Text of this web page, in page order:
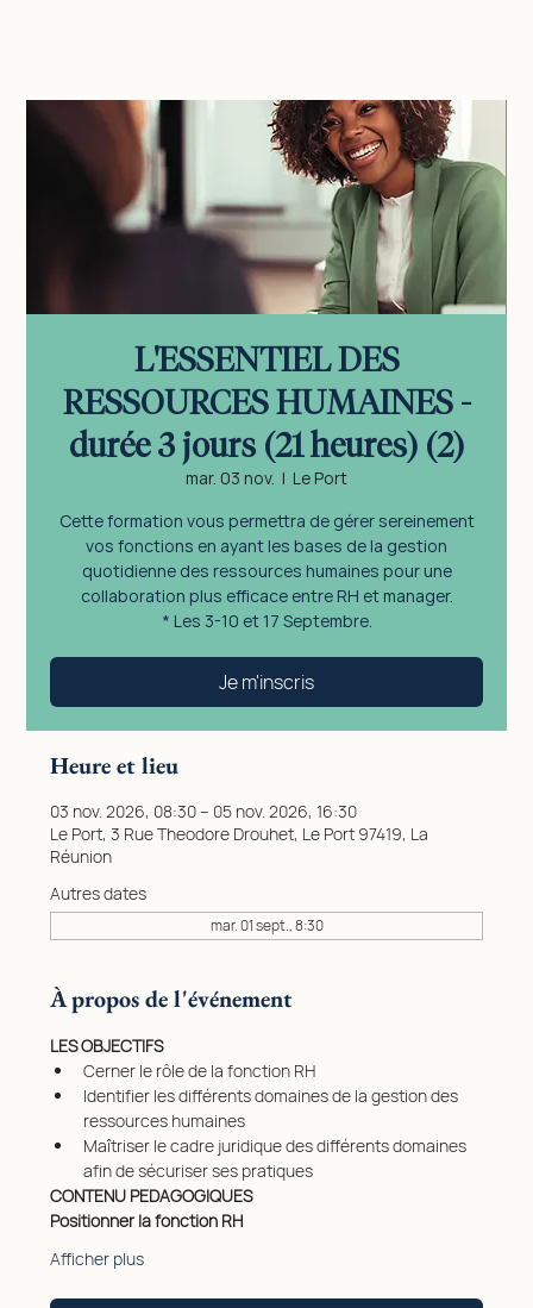
L'ESSENTIEL DES
RESSOURCES HUMAINES -
durée 3 jours (21 heures) (2)
mar. 03 nov.
  |
Le Port
Cette formation vous permettra de gérer sereinement
vos fonctions en ayant les bases de la gestion
quotidienne des ressources humaines pour une
collaboration plus efficace entre RH et manager.
* Les 3-10 et 17 Septembre.
Je m'inscris
Heure et lieu
03 nov. 2026, 08:30 – 05 nov. 2026, 16:30
Le Port, 3 Rue Theodore Drouhet, Le Port 97419, La
Réunion
Autres dates
mar. 01 sept., 8:30
À propos de l'événement
LES OBJECTIFS
Cerner le rôle de la fonction RH
Identifier les différents domaines de la gestion des
ressources humaines
Maîtriser le cadre juridique des différents domaines
afin de sécuriser ses pratiques
CONTENU PEDAGOGIQUES
Positionner la fonction RH
Afficher plus